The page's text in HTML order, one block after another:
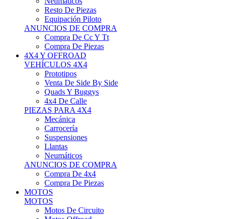
Resto De Piezas
Equipación Piloto
ANUNCIOS DE COMPRA
Compra De Cc Y Tt
Compra De Piezas
4X4 Y OFFROAD
VEHÍCULOS 4X4
Prototipos
Venta De Side By Side
Quads Y Buggys
4x4 De Calle
PIEZAS PARA 4X4
Mecánica
Carrocería
Suspensiones
Llantas
Neumáticos
ANUNCIOS DE COMPRA
Compra De 4x4
Compra De Piezas
MOTOS
MOTOS
Motos De Circuito